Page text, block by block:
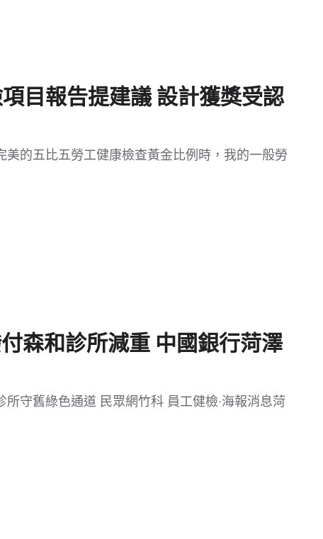
目報告提建議 設計獲獎受認
美的五比五勞工健康檢查黃金比例時，我的一般勞
森和診所減重 中國銀行菏澤
守舊綠色通道 民眾網竹科 員工健檢·海報消息菏